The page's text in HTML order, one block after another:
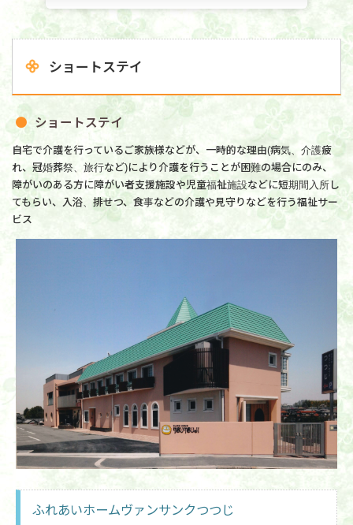
ショートステイ
ショートステイ
自宅で介護を行っているご家族様などが、一時的な理由(病気、介護疲
れ、冠婚葬祭、旅行など)により介護を行うことが困難の場合にのみ、
障がいのある方に障がい者支援施設や児童福祉施設などに短期間入所し
てもらい、入浴、排せつ、食事などの介護や見守りなどを行う福祉サー
ビス
ふれあいホームヴァンサンクつつじ